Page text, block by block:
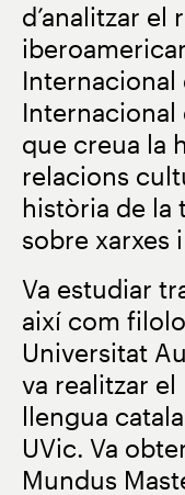
d’analitzar el
Internacional
Internacional
que creua la
relacions
història de la
sobre xarxes
Va estudiar
així com
Universitat
va realitzar
llengua
UVic. Va
Mundus